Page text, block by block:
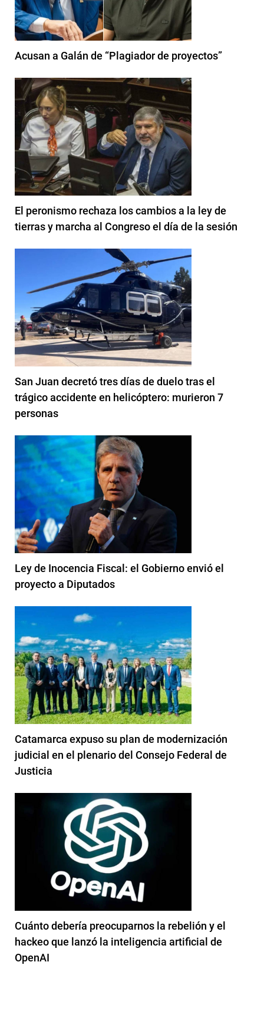
Acusan a Galán de “Plagiador de proyectos”
El peronismo rechaza los cambios a la ley de
tierras y marcha al Congreso el día de la sesión
San Juan decretó tres días de duelo tras el
trágico accidente en helicóptero: murieron 7
personas
Ley de Inocencia Fiscal: el Gobierno envió el
proyecto a Diputados
Catamarca expuso su plan de modernización
judicial en el plenario del Consejo Federal de
Justicia
Cuánto debería preocuparnos la rebelión y el
hackeo que lanzó la inteligencia artificial de
OpenAI